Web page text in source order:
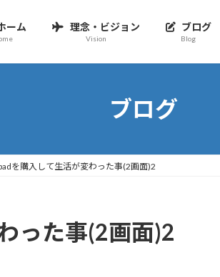
ーム 理念・ビジョン
Vision
ブログ
Blog
ブログ
を購入して生活が変わった事(2画面)2
った事(2画面)2